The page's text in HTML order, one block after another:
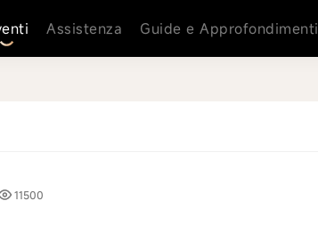
Assistenza Guide e Approfondimenti
11500